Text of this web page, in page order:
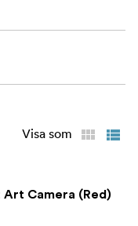
enkel användning
Snapshot Art-
Visa som
Art Camera (Red)